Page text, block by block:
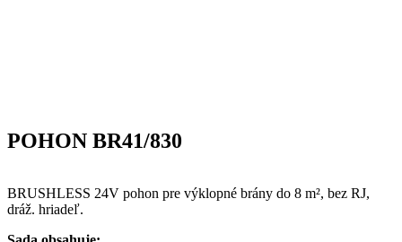
POHON BR41/830
BRUSHLESS 24V pohon pre výklopné brány do 8 m², bez RJ,
dráž. hriadeľ.